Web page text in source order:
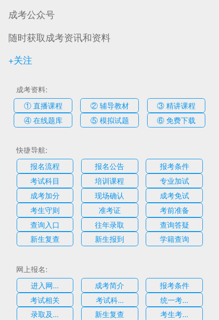
成考公众号
随时获取成考资讯和资料
+关注
成考资料:
① 直播课程
② 辅导教材
③ 精讲课程
④ 在线题库
⑤ 模拟试题 ⑥ 免费下载
快捷导航:
报名流程
报名公告
报考条件
考试科目
培训课程
专业加试
成考加分
现场确认
成考免试
考生守则
准考证
考前准备
查询入口
往年录取
查询答疑
新生复查
新生报到 学籍查询
网上报名:
进入网...
成考简介
报考条件
考试相关
考试科...
统一考...
录取及...
新生复查 考生考...